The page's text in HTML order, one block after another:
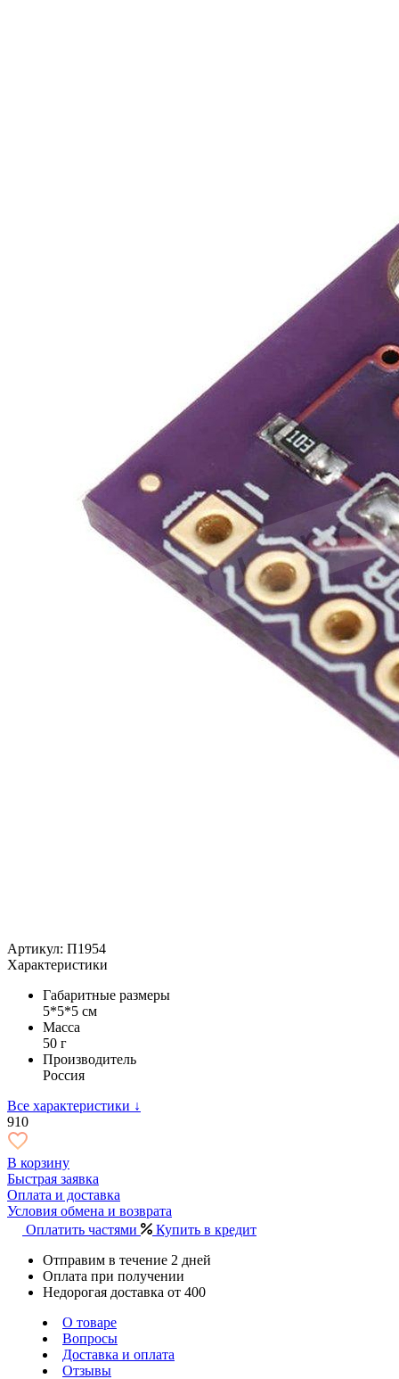
Артикул: П1954
Характеристики
Габаритные размеры
5*5*5 см
Масса
50 г
Производитель
Россия
Все характеристики ↓
910
В корзину
Быстрая заявка
Оплата и доставка
Условия обмена и возврата
Оплатить частями
Купить в кредит
Отправим в течение 2 дней
Оплата при получении
Недорогая доставка от 400
О товаре
Вопросы
Доставка и оплата
Отзывы